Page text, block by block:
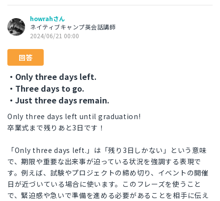
howrahさん
ネイティブキャンプ英会話講師
2024/06/21 00:00
回答
・Only three days left.
・Three days to go.
・Just three days remain.
Only three days left until graduation!
卒業式まで残りあと3日です！
「Only three days left.」は「残り3日しかない」という意味
で、期限や重要な出来事が迫っている状況を強調する表現で
す。例えば、試験やプロジェクトの締め切り、イベントの開催
日が近づいている場合に使います。このフレーズを使うこと
で、緊迫感や急いで準備を進める必要があることを相手に伝え